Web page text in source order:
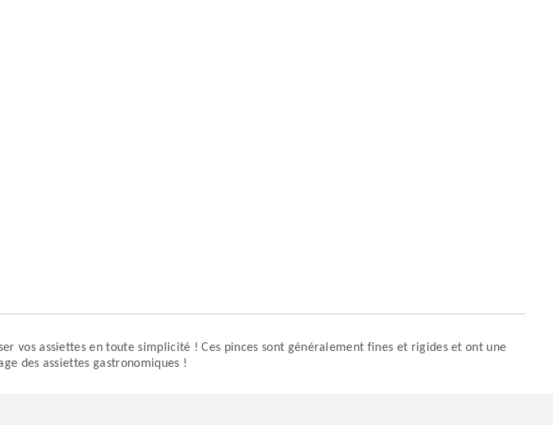
vos assiettes en toute simplicité ! Ces pinces sont généralement fines et rigides et ont une
des assiettes gastronomiques !